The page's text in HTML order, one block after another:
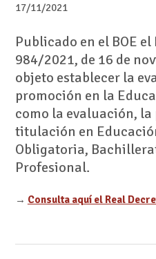
17/11/2021
Publicado en el BOE el
984/2021, de 16 de
objeto establecer la
promoción en la
como la evaluación,
titulación en
Obligatoria,
Profesional.
→ Consulta aquí el Real